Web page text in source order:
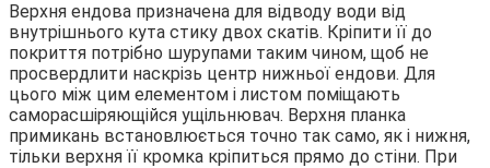
Верхня ендова призначена для відводу води від
внутрішнього кута стику двох скатів. Кріпити її до
покриття потрібно шурупами таким чином, щоб не
просвердлити наскрізь центр нижньої ендови. Для
цього між цим елементом і листом поміщають
саморасшіряющійся ущільнювач. Верхня планка
примикань встановлюється точно так само, як і нижня,
тільки верхня її кромка кріпиться прямо до стіни. При